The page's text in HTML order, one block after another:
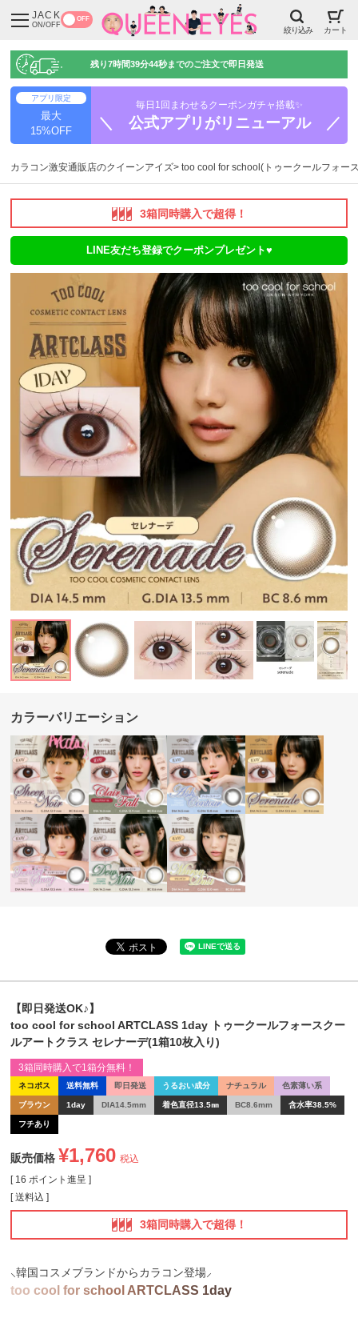
JACK
ON/OFF
OFF
絞り込み カート
残り7時間39分43秒までのご注文で即日発送
アプリ限定
最大
15%OFF
毎日1回まわせるクーポンガチャ搭載✨
＼ 公式アプリがリニューアル ／
カラコン激安通販店のクイーンアイズ too cool for school(トゥークールフォー
3箱同時購入で超得！
LINE友だち登録でクーポンプレゼント♥
カラーバリエーション
【即日発送OK♪】
too cool for school ARTCLASS 1day トゥークールフォースクー
ルアートクラス セレナーデ(1箱10枚入り)
ネコポス 送料無料 即日発送 うるおい成分 ナチュラル 色素薄い系
ブラウン 1day DIA14.5mm 着色直径13.5㎜ BC8.6mm 含水率38.5%
フチあり
3箱同時購入で1箱分無料！
販売価格 ¥1,760 税込
[ 16 ポイント進呈 ]
送料込
3箱同時購入で超得！
⸜韓国コスメブランドからカラコン登場⸝
too coo for schoo A RTC LASS 1day